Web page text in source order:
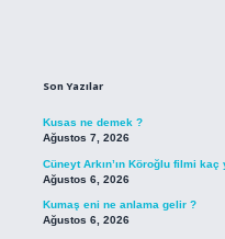
Son Yazılar
Kusas ne demek ?
Ağustos 7, 2026
Cüneyt Arkın’ın Köroğlu filmi kaç
Ağustos 6, 2026
Kumaş eni ne anlama gelir ?
Ağustos 6, 2026